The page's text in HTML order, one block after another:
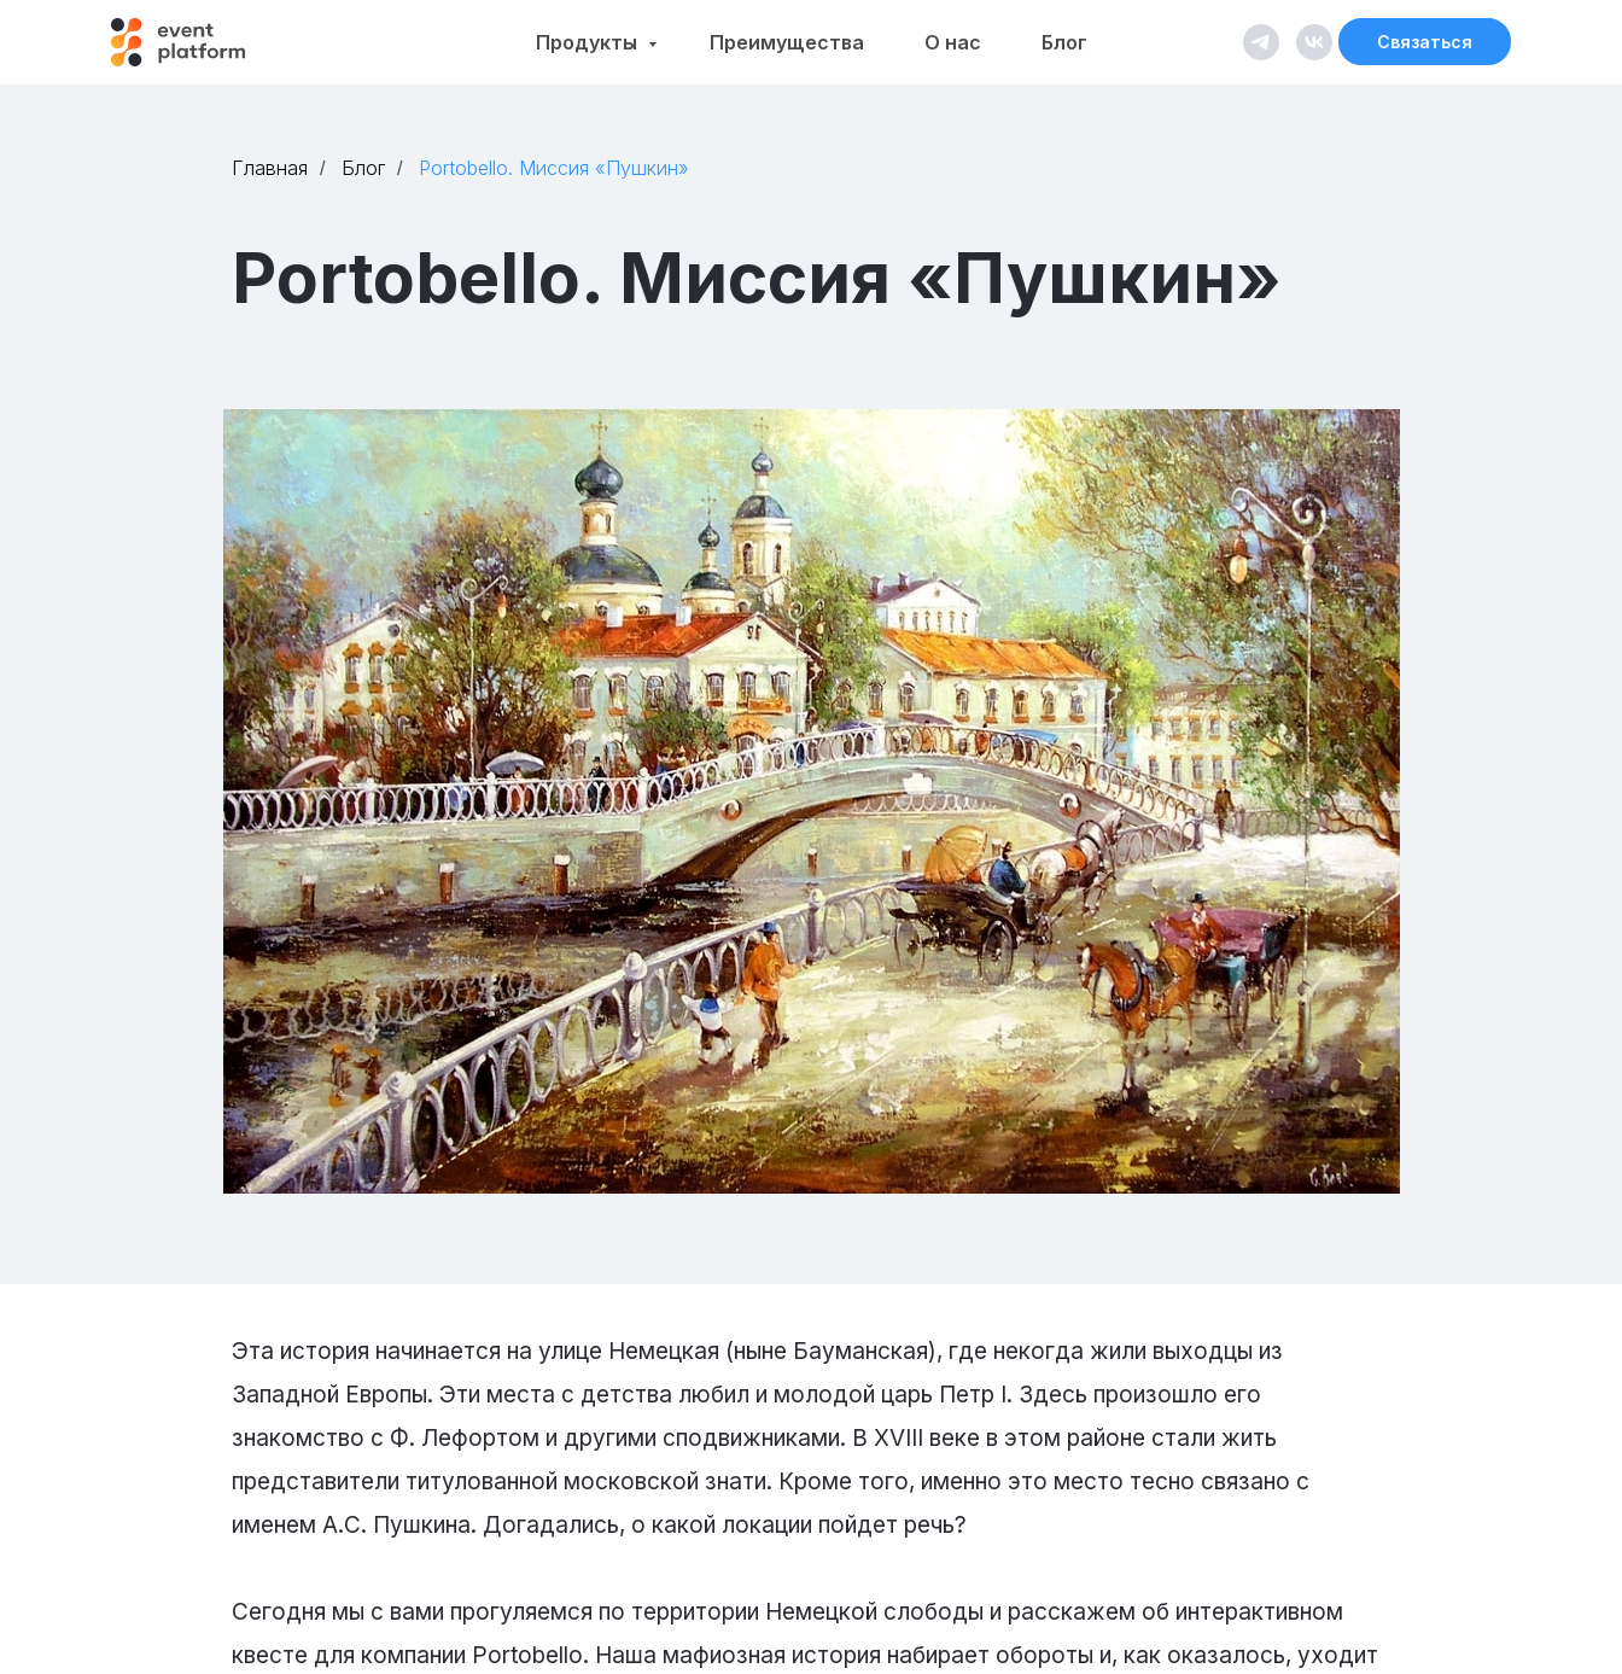
Продукты Преимущества О нас Блог Связаться
Главная / Блог / Portobello. Миссия «Пушкин»
Portobello. Миссия «Пушкин»
Эта история начинается на улице Немецкая (ныне Бауманская), где некогда жили выходцы из
Западной Европы. Эти места с детства любил и молодой царь Петр I. Здесь произошло его
знакомство с Ф. Лефортом и другими сподвижниками. В XVIII веке в этом районе стали жить
представители титулованной московской знати. Кроме того, именно это место тесно связано с
именем А.С. Пушкина. Догадались, о какой локации пойдет речь?
Сегодня мы с вами прогуляемся по территории Немецкой слободы и расскажем об интерактивном
квесте для компании Portobello. Наша мафиозная история набирает обороты и, как оказалось, уходит